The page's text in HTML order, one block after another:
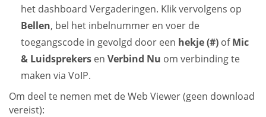
het dashboard Vergaderingen. Klik vervolgens op
Bellen, bel het inbelnummer en voer de
toegangscode in gevolgd door een hekje (#) ofMic
& Luidsprekers en Verbind Nu om verbinding te
maken via VoIP.
Om deel te nemen met de Web Viewer (geen download
vereist):